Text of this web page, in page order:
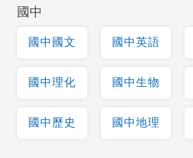
國中
國中國文 國中英語
國中理化 國中生物
國中歷史 國中地理